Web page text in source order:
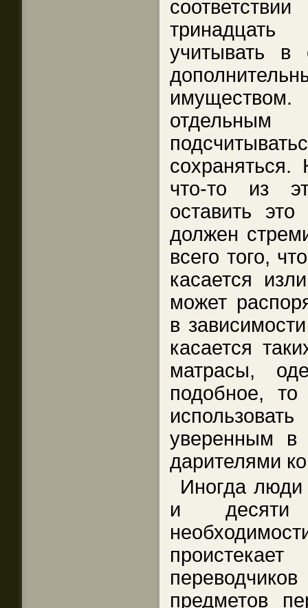
учитывать в
сохраняться.
что-то из
оставить
должен
всего того,
касается
может
в
касается
матрасы,
подобное,
уверенным в
дарителями
Иногда люди
и десяти
предметов